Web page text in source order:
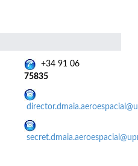
+34 91 06
75835